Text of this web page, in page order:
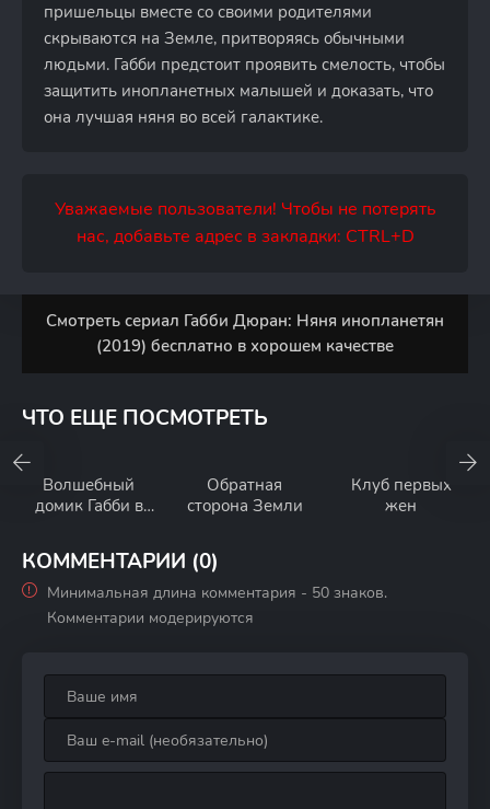
пришельцы вместе со своими родителями
скрываются на Земле, притворяясь обычными
людьми. Габби предстоит проявить смелость, чтобы
защитить инопланетных малышей и доказать, что
она лучшая няня во всей галактике.
Уважаемые пользователи! Чтобы не потерять
нас, добавьте адрес в закладки: CTRL+D
Смотреть сериал Габби Дюран: Няня инопланетян
(2019) бесплатно в хорошем качестве
ЧТО ЕЩЕ ПОСМОТРЕТЬ
Волшебный
домик Габби в
Обратная
сторона Земли
Клуб первых
жен
КОММЕНТАРИИ (0)
Минимальная длина комментария - 50 знаков.
Комментарии модерируются